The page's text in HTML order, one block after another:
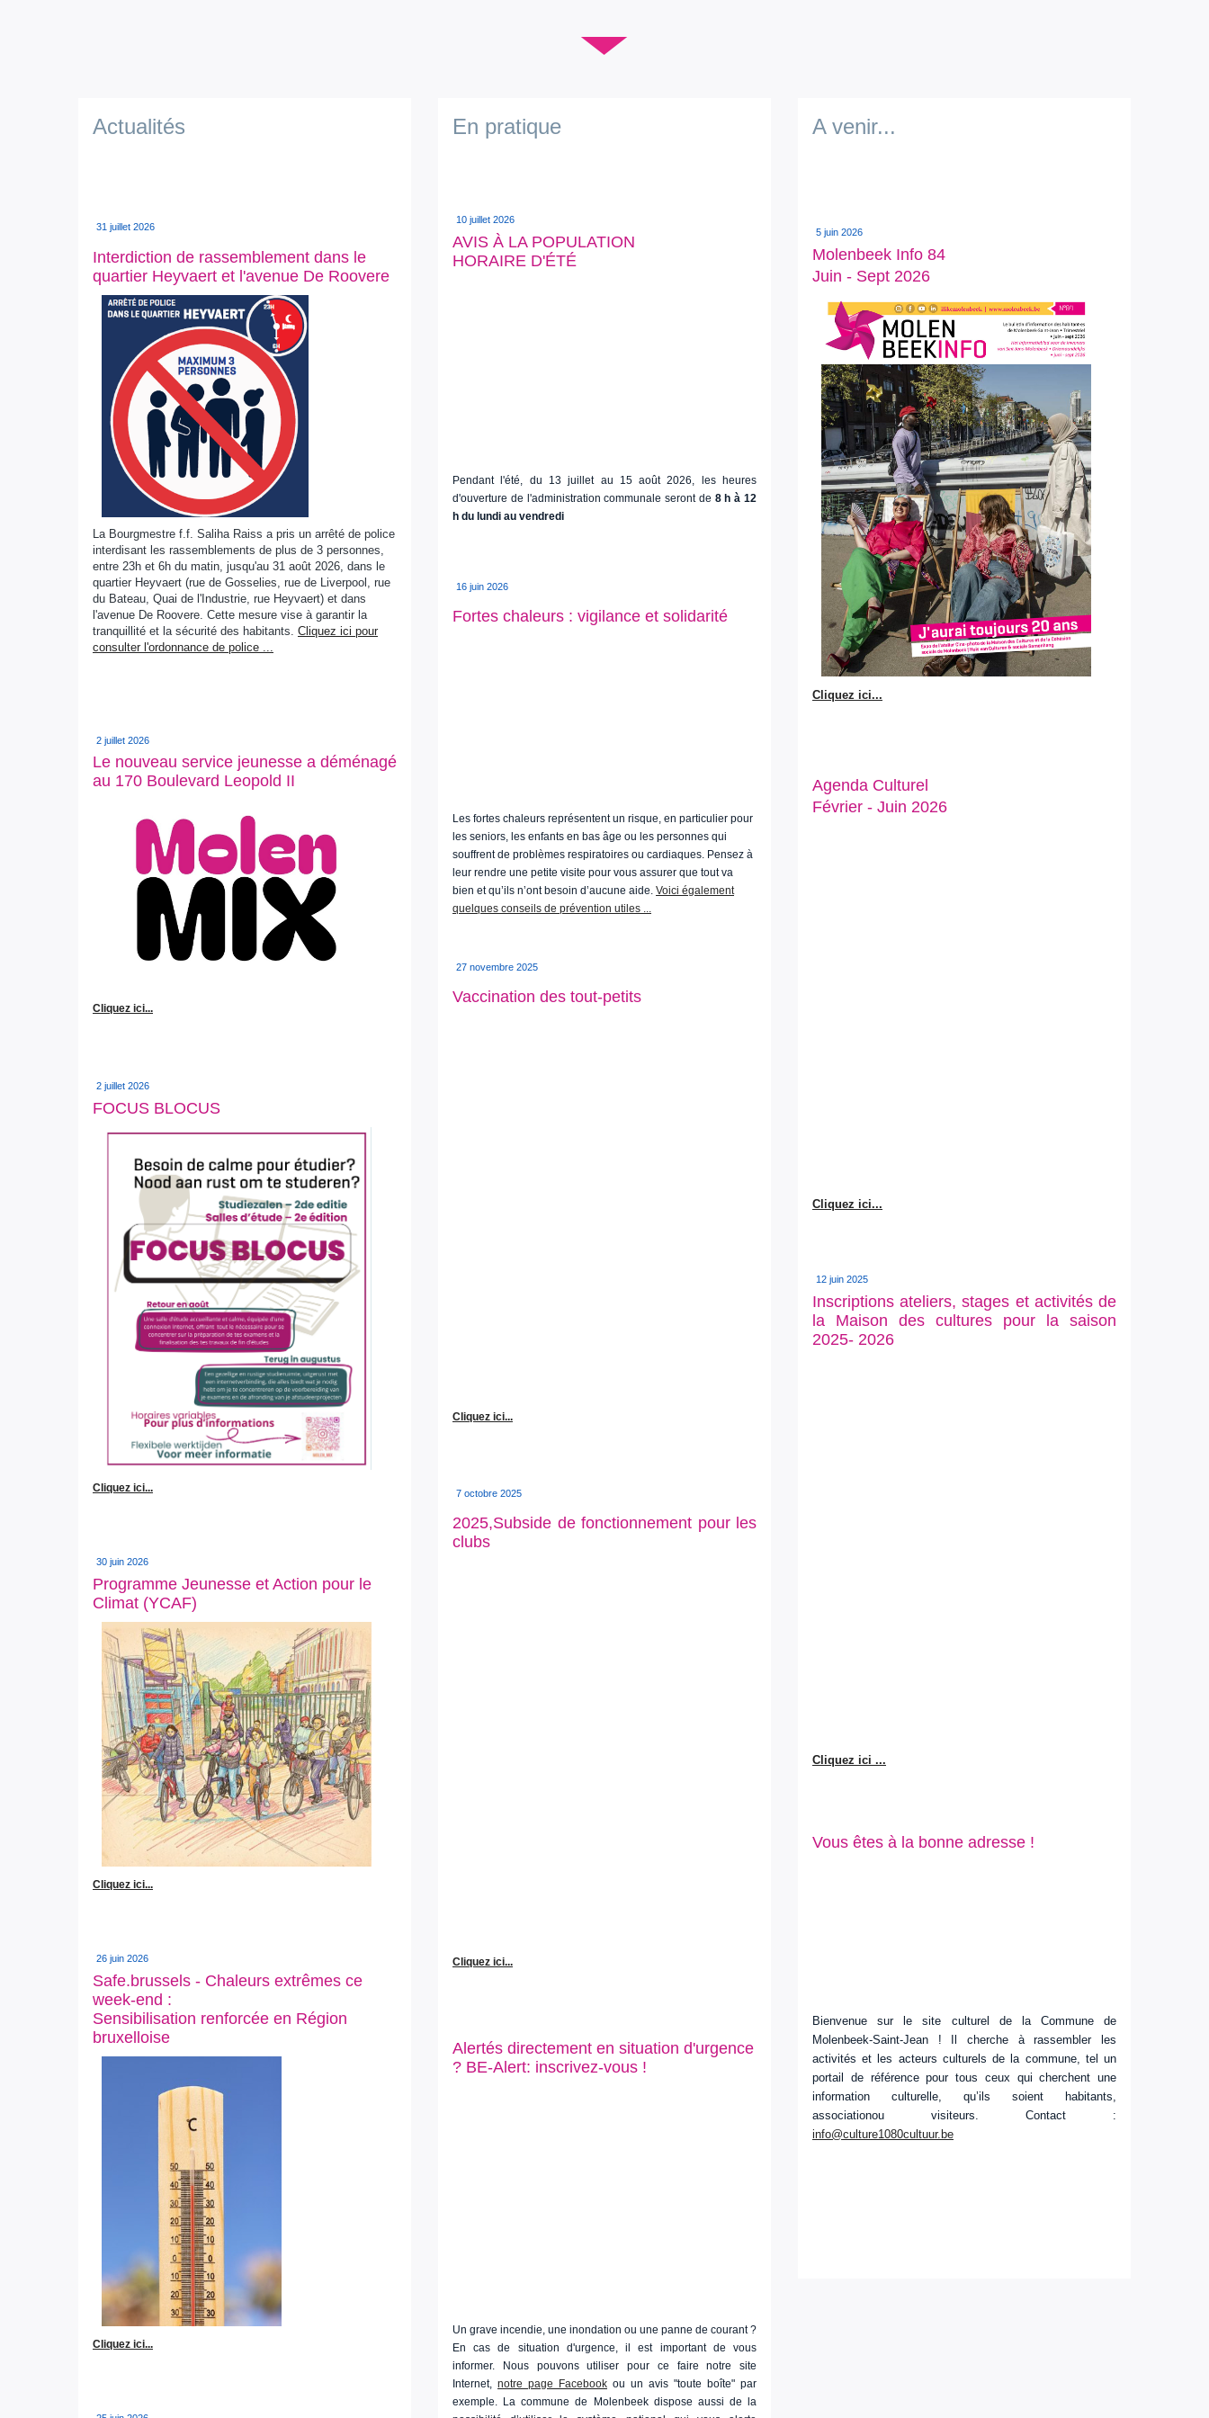
▼
Actualités
31 juillet 2026
Interdiction de rassemblement dans le
quartier Heyvaert et l'avenue De Roovere
La Bourgmestre f.f. Saliha Raiss a pris un arrêté de police
interdisant les rassemblements de plus de 3 personnes,
entre 23h et 6h du matin, jusqu'au 31 août 2026, dans le
quartier Heyvaert (rue de Gosselies, rue de Liverpool, rue
du Bateau, Quai de l'Industrie, rue Heyvaert) et dans
l'avenue De Roovere. Cette mesure vise à garantir la
tranquillité et la sécurité des habitants. Cliquez ici pour
consulter l'ordonnance de police ...
2 juillet 2026
Le nouveau service jeunesse a déménagé
au 170 Boulevard Leopold II
Cliquez ici...
2 juillet 2026
FOCUS BLOCUS
Cliquez ici...
30 juin 2026
Programme Jeunesse et Action pour le
Climat (YCAF)
Cliquez ici...
26 juin 2026
Safe.brussels - Chaleurs extrêmes ce
week-end :
Sensibilisation renforcée en Région
bruxelloise
Cliquez ici...
En pratique
10 juillet 2026
AVIS À LA POPULATION
HORAIRE D'ÉTÉ
Pendant l'été, du 13 juillet au 15 août 2026, les heures
d'ouverture de l'administration communale seront de 8 h à 12
h du lundi au vendredi
16 juin 2026
Fortes chaleurs : vigilance et solidarité
Les fortes chaleurs représentent un risque, en particulier pour
les seniors, les enfants en bas âge ou les personnes qui
souffrent de problèmes respiratoires ou cardiaques. Pensez à
leur rendre une petite visite pour vous assurer que tout va
bien et qu’ils n’ont besoin d’aucune aide. Voici également
quelques conseils de prévention utiles ...
27 novembre 2025
Vaccination des tout-petits
Cliquez ici...
7 octobre 2025
2025,Subside de fonctionnement pour les
clubs
Cliquez ici...
Alertés directement en situation d'urgence
? BE-Alert: inscrivez-vous !
Un grave incendie, une inondation ou une panne de courant ?
En cas de situation d'urgence, il est important de vous
informer. Nous pouvons utiliser pour ce faire notre site
Internet, notre page Facebook ou un avis "toute boîte" par
exemple. La commune de Molenbeek dispose aussi de la
A venir...
5 juin 2026
Molenbeek Info 84
Juin - Sept 2026
Cliquez ici...
Agenda Culturel
Février - Juin 2026
Cliquez ici...
12 juin 2025
Inscriptions ateliers, stages et activités de
la Maison des cultures pour la saison
2025- 2026
Cliquez ici ...
Vous êtes à la bonne adresse !
Bienvenue sur le site culturel de la Commune de
Molenbeek-Saint-Jean ! Il cherche à rassembler les
activités et les acteurs culturels de la commune, tel un
portail de référence pour tous ceux qui cherchent une
information culturelle, qu’ils soient habitants,
associationou visiteurs. Contact :
info@culture1080cultuur.be